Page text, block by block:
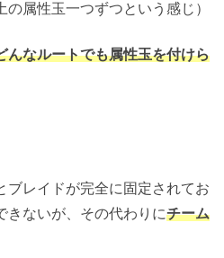
属性玉一つずつという感じ）
んなルートでも属性玉を付けら
ブレイドが完全に固定されてお
きないが、その代わりにチーム